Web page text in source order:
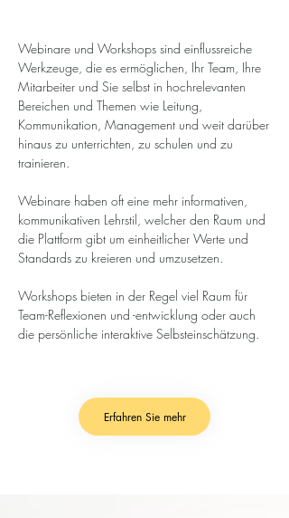
Webinare und Workshops sind einflussreiche
Werkzeuge, die es ermöglichen, Ihr Team, Ihre
Mitarbeiter und Sie selbst in hochrelevanten
Bereichen und Themen wie Leitung,
Kommunikation, Management und weit darüber
hinaus zu unterrichten, zu schulen und zu
trainieren.
Webinare haben oft eine mehr informativen,
kommunikativen Lehrstil, welcher den Raum und
die Plattform gibt um einheitlicher Werte und
Standards zu kreieren und umzusetzen.
Workshops bieten in der Regel viel Raum für
Team-Reflexionen und -entwicklung oder auch
die persönliche interaktive Selbsteinschätzung.
Erfahren Sie mehr